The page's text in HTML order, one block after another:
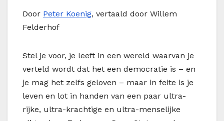
Door Peter Koenig, vertaald door Willem
Felderhof
Stel je voor, je leeft in een wereld waarvan je
verteld wordt dat het een democratie is – en
je mag het zelfs geloven – maar in feite is je
leven en lot in handen van een paar ultra-
rijke, ultra-krachtige en ultra-menselijke